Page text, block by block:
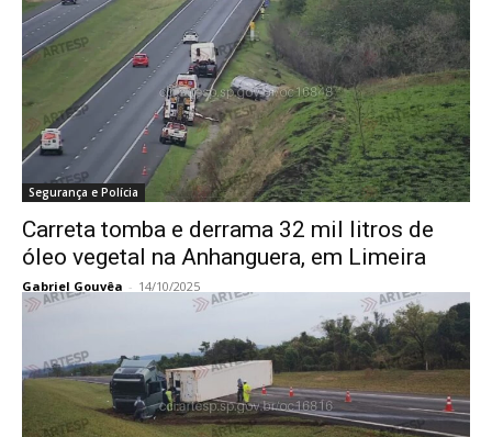
Segurança e Polícia
Carreta tomba e derrama 32 mil litros de
óleo vegetal na Anhanguera, em Limeira
Gabriel Gouvêa - 14/10/2025